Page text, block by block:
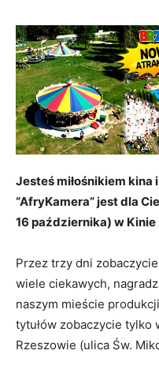
Jesteś miłośnikiem
“AfryKamera” jest dla
16 października) w
Przez trzy dni
wiele ciekawych,
naszym mieście
tytułów zobaczycie tylko
Rzeszowie (ulica Św.